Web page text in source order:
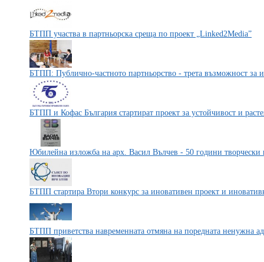
БТПП участва в партньорска среща по проект „Linked2Media”
БТПП: Публично-частното партньорство - трета възможност за
БТПП и Кофас България стартират проект за устойчивост и
Юбилейна изложба на арх. Васил Вълчев - 50 години
БТПП стартира Втори конкурс за иновативен проект и
БТПП приветства навременната отмяна на поредната ненужна